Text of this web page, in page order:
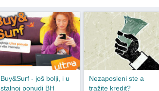
Buy&Surf - još bolji, i u
stalnoj ponudi BH
Nezaposleni ste a
tražite kredit?